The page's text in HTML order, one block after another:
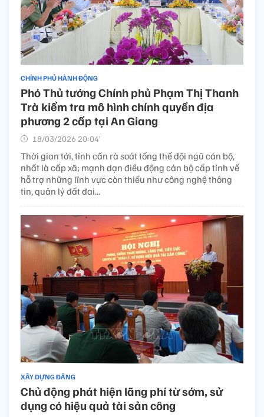
CHÍNH PHỦ HÀNH ĐỘNG
Phó Thủ tướng Chính phủ Phạm Thị Thanh
Trà kiểm tra mô hình chính quyền địa
phương 2 cấp tại An Giang
18/03/2026 20:04’
Thời gian tới, tỉnh cần rà soát tổng thể đội ngũ cán bộ,
nhất là cấp xã; mạnh dạn điều động cán bộ cấp tỉnh về
hỗ trợ những lĩnh vực còn thiếu như công nghệ thông
tin, quản lý đất đai...
XÂY DỰNG ĐẢNG
Chủ động phát hiện lãng phí từ sớm, sử
dụng có hiệu quả tài sản công